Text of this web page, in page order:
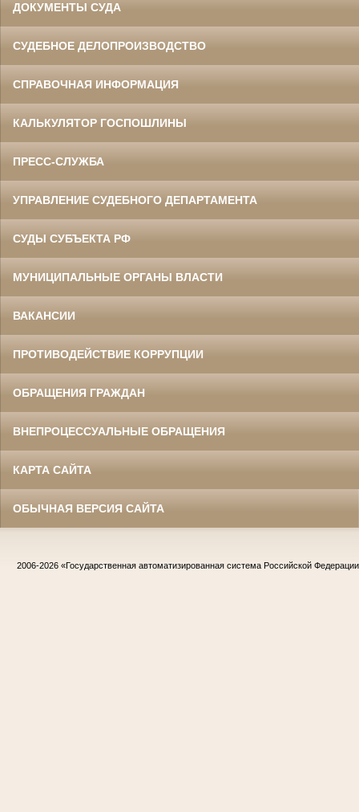
ДОКУМЕНТЫ СУДА
СУДЕБНОЕ ДЕЛОПРОИЗВОДСТВО
СПРАВОЧНАЯ ИНФОРМАЦИЯ
КАЛЬКУЛЯТОР ГОСПОШЛИНЫ
ПРЕСС-СЛУЖБА
УПРАВЛЕНИЕ СУДЕБНОГО ДЕПАРТАМЕНТА
СУДЫ СУБЪЕКТА РФ
МУНИЦИПАЛЬНЫЕ ОРГАНЫ ВЛАСТИ
ВАКАНСИИ
ПРОТИВОДЕЙСТВИЕ КОРРУПЦИИ
ОБРАЩЕНИЯ ГРАЖДАН
ВНЕПРОЦЕССУАЛЬНЫЕ ОБРАЩЕНИЯ
КАРТА САЙТА
ОБЫЧНАЯ ВЕРСИЯ САЙТА
2006-2026 «Государственная автоматизированная система Российской